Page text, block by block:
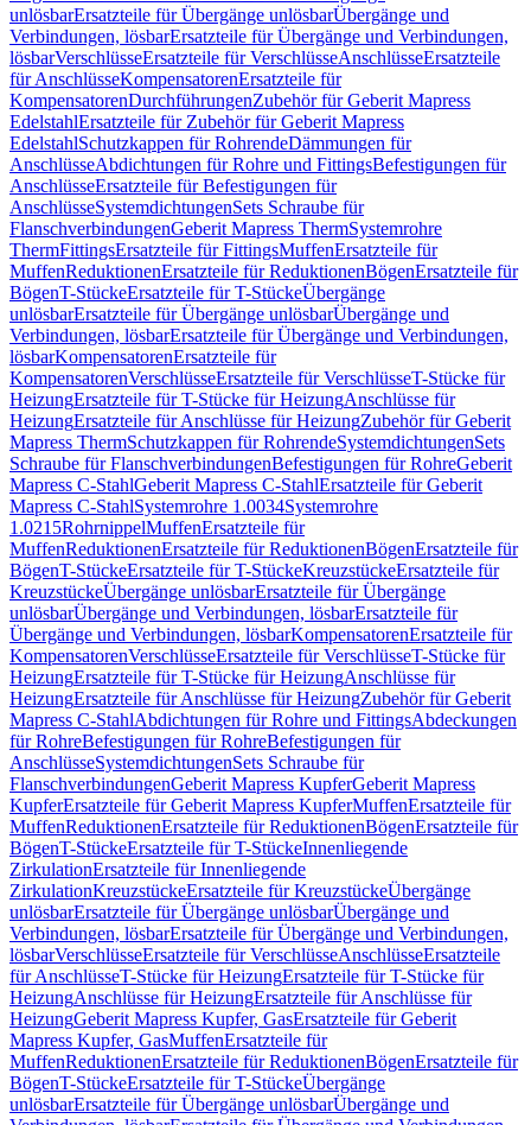
unlösbarErsatzteile für Übergänge unlösbarÜbergänge und
Verbindungen, lösbarErsatzteile für Übergänge und Verbindungen,
lösbarVerschlüsseErsatzteile für VerschlüsseAnschlüsseErsatzteile
für AnschlüsseKompensatorenErsatzteile für
KompensatorenDurchführungenZubehör für Geberit Mapress
EdelstahlErsatzteile für Zubehör für Geberit Mapress
EdelstahlSchutzkappen für RohrendeDämmungen für
AnschlüsseAbdichtungen für Rohre und FittingsBefestigungen für
AnschlüsseErsatzteile für Befestigungen für
AnschlüsseSystemdichtungenSets Schraube für
FlanschverbindungenGeberit Mapress ThermSystemrohre
ThermFittingsErsatzteile für FittingsMuffenErsatzteile für
MuffenReduktionenErsatzteile für ReduktionenBögenErsatzteile für
BögenT-StückeErsatzteile für T-StückeÜbergänge
unlösbarErsatzteile für Übergänge unlösbarÜbergänge und
Verbindungen, lösbarErsatzteile für Übergänge und Verbindungen,
lösbarKompensatorenErsatzteile für
KompensatorenVerschlüsseErsatzteile für VerschlüsseT-Stücke für
HeizungErsatzteile für T-Stücke für HeizungAnschlüsse für
HeizungErsatzteile für Anschlüsse für HeizungZubehör für Geberit
Mapress ThermSchutzkappen für RohrendeSystemdichtungenSets
Schraube für FlanschverbindungenBefestigungen für RohreGeberit
Mapress C-StahlGeberit Mapress C-StahlErsatzteile für Geberit
Mapress C-StahlSystemrohre 1.0034Systemrohre
1.0215RohrnippelMuffenErsatzteile für
MuffenReduktionenErsatzteile für ReduktionenBögenErsatzteile für
BögenT-StückeErsatzteile für T-StückeKreuzstückeErsatzteile für
KreuzstückeÜbergänge unlösbarErsatzteile für Übergänge
unlösbarÜbergänge und Verbindungen, lösbarErsatzteile für
Übergänge und Verbindungen, lösbarKompensatorenErsatzteile für
KompensatorenVerschlüsseErsatzteile für VerschlüsseT-Stücke für
HeizungErsatzteile für T-Stücke für HeizungAnschlüsse für
HeizungErsatzteile für Anschlüsse für HeizungZubehör für Geberit
Mapress C-StahlAbdichtungen für Rohre und FittingsAbdeckungen
für RohreBefestigungen für RohreBefestigungen für
AnschlüsseSystemdichtungenSets Schraube für
FlanschverbindungenGeberit Mapress KupferGeberit Mapress
KupferErsatzteile für Geberit Mapress KupferMuffenErsatzteile für
MuffenReduktionenErsatzteile für ReduktionenBögenErsatzteile für
BögenT-StückeErsatzteile für T-StückeInnenliegende
ZirkulationErsatzteile für Innenliegende
ZirkulationKreuzstückeErsatzteile für KreuzstückeÜbergänge
unlösbarErsatzteile für Übergänge unlösbarÜbergänge und
Verbindungen, lösbarErsatzteile für Übergänge und Verbindungen,
lösbarVerschlüsseErsatzteile für VerschlüsseAnschlüsseErsatzteile
für AnschlüsseT-Stücke für HeizungErsatzteile für T-Stücke für
HeizungAnschlüsse für HeizungErsatzteile für Anschlüsse für
HeizungGeberit Mapress Kupfer, GasErsatzteile für Geberit
Mapress Kupfer, GasMuffenErsatzteile für
MuffenReduktionenErsatzteile für ReduktionenBögenErsatzteile für
BögenT-StückeErsatzteile für T-StückeÜbergänge
unlösbarErsatzteile für Übergänge unlösbarÜbergänge und